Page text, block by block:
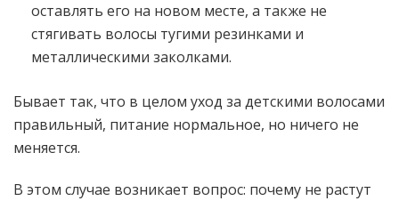
оставлять его на новом месте, а также не
стягивать волосы тугими резинками и
металлическими заколками.
Бывает так, что в целом уход за детскими волосами
правильный, питание нормальное, но ничего не
меняется.
В этом случае возникает вопрос: почему не растут